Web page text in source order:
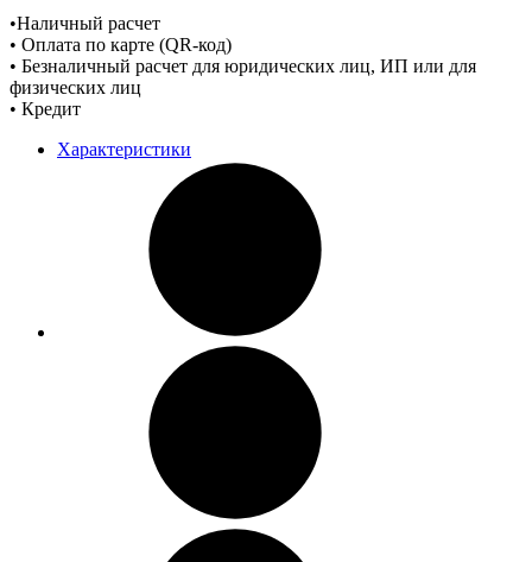
•Наличный расчет
• Оплата по карте (QR-код)
• Безналичный расчет для юридических лиц, ИП или для
физических лиц
• Кредит
Характеристики